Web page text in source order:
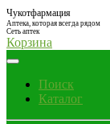
Чукотфармация
Аптека, которая всегда рядом
Сеть аптек
Корзина
Поиск
Каталог